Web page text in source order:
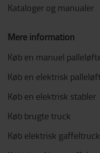
Kataloger og manualer
Mere information
Køb en manuel
Køb en elektrisk
Køb en elektrisk stabler
Køb brugte truck
Køb elektrisk gaffeltruck